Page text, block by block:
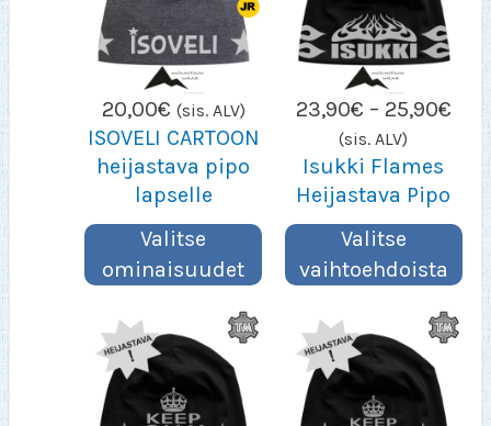
20,00€ (sis. ALV)
ISOVELI CARTOON
heijastava pipo
lapselle
Valitse
ominaisuudet
23,90€ – 25,90€
(sis. ALV)
Isukki Flames
Heijastava Pipo
Valitse
vaihtoehdoista